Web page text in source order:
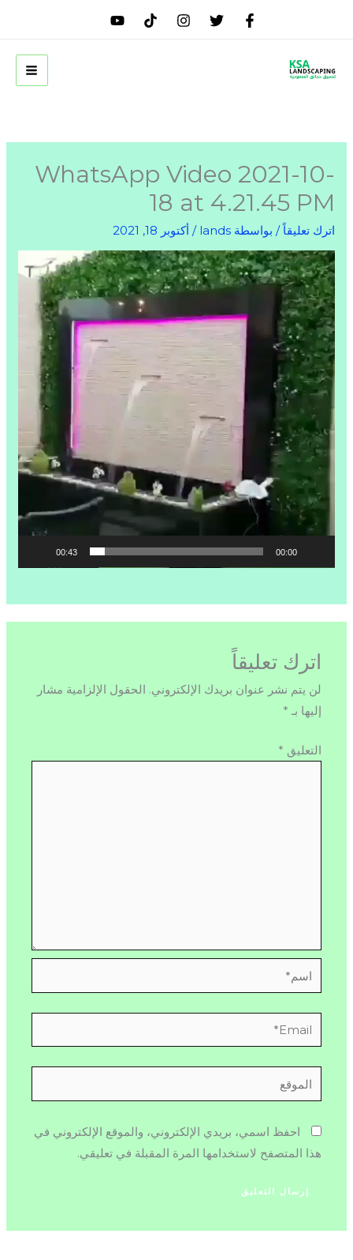
WhatsApp Video 2021-10-
18 at 4.21.45 PM
اترك تعليقاً / بواسطة lands
/أكتوبر 18, 2021
مشغل
الفيديو
00:00
00:43
اترك تعليقاً
لن يتم نشر عنوان بريدك الإلكتروني. الحقول الإلزامية مشار
إليها بـ *
التعليق *
اسم*
Email*
الموقع
احفظ اسمي، بريدي الإلكتروني، والموقع الإلكتروني في
هذا المتصفح لاستخدامها المرة المقبلة في تعليقي.